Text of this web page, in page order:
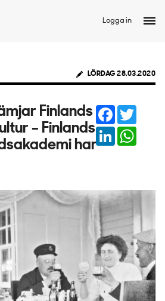
Logga in
LÖRDAG 28.03.2020
Finlands
– Finlands
har
Facebook
LinkedIn